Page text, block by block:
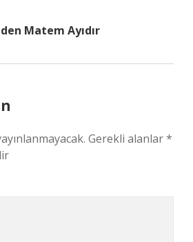
Matem Ayıdır
Gerekli alanlar*